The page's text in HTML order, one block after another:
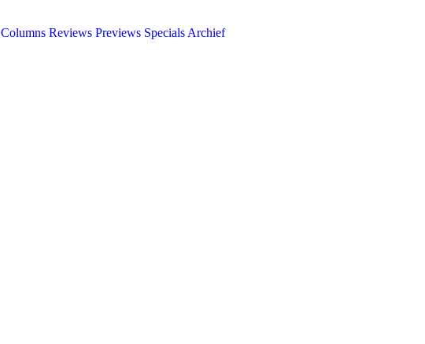
Columns Reviews Previews Specials Archief